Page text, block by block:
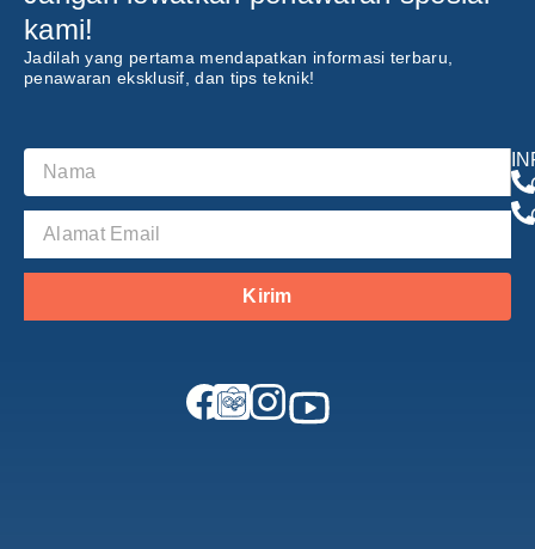
kami!
Jadilah yang pertama mendapatkan informasi terbaru,
penawaran eksklusif, dan tips teknik!
Kirim